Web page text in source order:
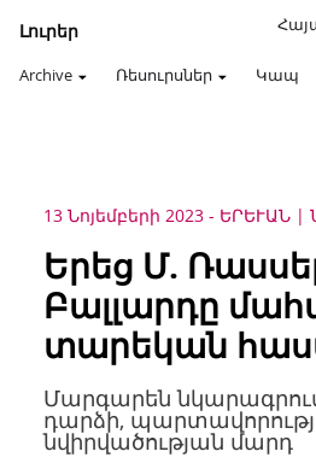
Լուրեր
Archive Ռեսուրսներ Կապ
13 Նոյեմբերի 2023 - ԵՐԵՒԱՆ
Երեց Մ.
Բալլարդը
տարեկան
Մարգարեն
դարձի,
նվիրվածության մարդ